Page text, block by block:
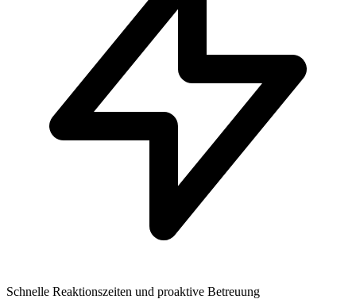
Schnelle Reaktionszeiten und proaktive Betreuung